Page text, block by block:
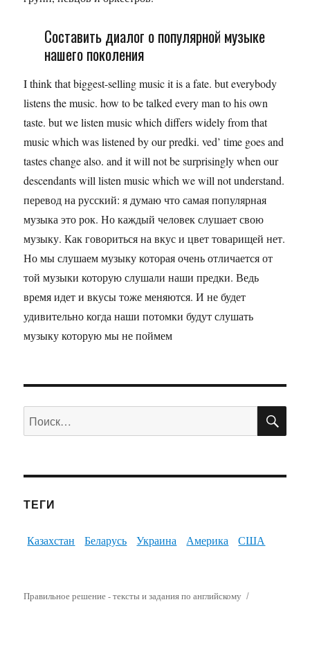
Составить диалог о популярной музыке
нашего поколения
I think that biggest-selling music it is a fate. but everybody
listens the music. how to be talked every man to his own
taste. but we listen music which differs widely from that
music which was listened by our predki. ved’ time goes and
tastes change also. and it will not be surprisingly when our
descendants will listen music which we will not understand.
перевод на русский: я думаю что самая популярная
музыка это рок. Но каждый человек слушает свою
музыку. Как говориться на вкус и цвет товарищей нет.
Но мы слушаем музыку которая очень отличается от
той музыки которую слушали наши предки. Ведь
время идет и вкусы тоже меняются. И не будет
удивительно когда наши потомки будут слушать
музыку которую мы не поймем
Искать:
ТЕГИ
Казахстан Беларусь Украина Америка США
Правильное решение - тексты и задания по английскому